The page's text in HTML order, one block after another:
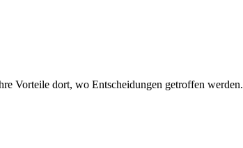
Vorteile dort, wo Entscheidungen getroffen werden.